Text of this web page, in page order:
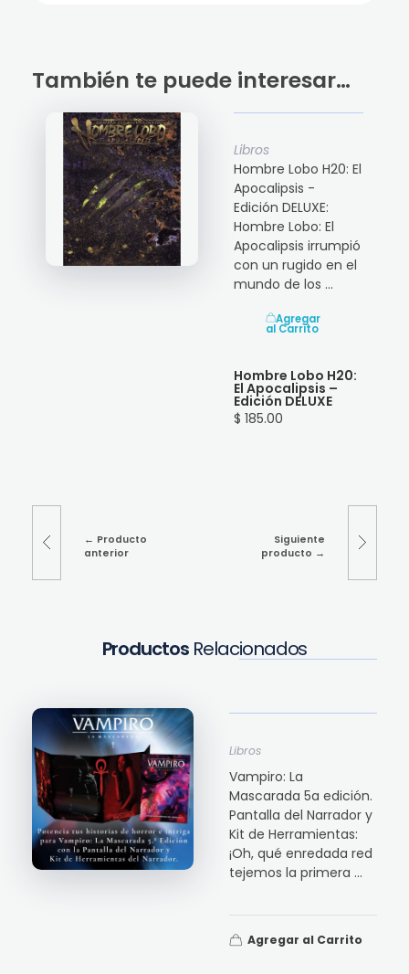
También te puede interesar…
Hombre Lobo H20:
El Apocalipsis –
Edición DELUXE
$ 185.00
Libros
Hombre Lobo H20: El
Apocalipsis -
Edición DELUXE:
Hombre Lobo: El
Apocalipsis irrumpió
con un rugido en el
mundo de los ...
Agregar
al Carrito
Producto
anterior
Siguiente
producto
Productos Relacionados
Libros
Vampiro: La
Mascarada 5a edición.
Pantalla del Narrador y
Kit de Herramientas:
¡Oh, qué enredada red
tejemos la primera ...
Agregar al Carrito